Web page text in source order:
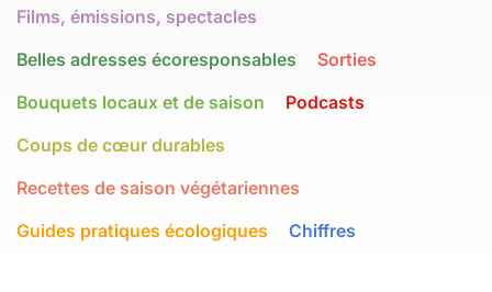
Films, émissions, spectacles
Belles adresses écoresponsables
Sorties
Bouquets locaux et de saison
Podcasts
Coups de cœur durables
Recettes de saison végétariennes
Guides pratiques écologiques
Chiffres